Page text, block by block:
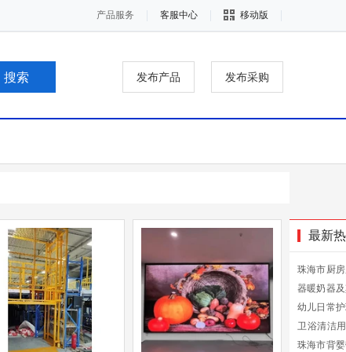
产品服务 客服中心 移动版
发布产品 发布采购
最新
珠海市厨
器暖奶器
幼儿日常
卫浴清洁
珠海市背